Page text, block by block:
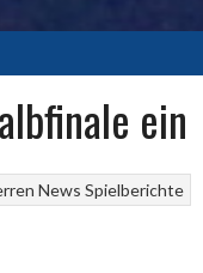
ein
News Spielberichte